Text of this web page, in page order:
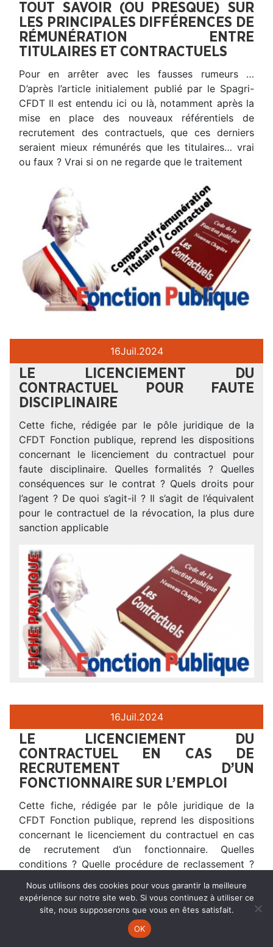
TOUT SAVOIR (OU PRESQUE) SUR
LES PRINCIPALES DIFFÉRENCES DE
RÉMUNÉRATION ENTRE
TITULAIRES ET CONTRACTUELS
Pour en arrêter avec les fausses rumeurs …
D’après l’article initialement publié par le Spagri-
CFDT Il est entendu ici ou là, notamment après la
mise en place des nouveaux référentiels de
recrutement des contractuels, que ces derniers
seraient mieux rémunérés que les titulaires… vrai
ou faux ? Vrai si on ne regarde que le traitement
16Juil.2024
LE LICENCIEMENT DU
CONTRACTUEL POUR FAUTE
DISCIPLINAIRE
Cette fiche, rédigée par le pôle juridique de la
CFDT Fonction publique, reprend les dispositions
concernant le licenciement du contractuel pour
faute disciplinaire. Quelles formalités ? Quelles
conséquences sur le contrat ? Quels droits pour
l’agent ? De quoi s’agit-il ? Il s’agit de l’équivalent
pour le contractuel de la révocation, la plus dure
sanction applicable
16Juil.2024
LE LICENCIEMENT DU
CONTRACTUEL EN CAS DE
RECRUTEMENT D’UN
FONCTIONNAIRE SUR L’EMPLOI
Cette fiche, rédigée par le pôle juridique de la
CFDT Fonction publique, reprend les dispositions
concernant le licenciement du contractuel en cas
de recrutement d’un fonctionnaire. Quelles
conditions ? Quelle procédure de reclassement ?
de l’un des 8 cas de licenciement des
contractuels : un
Nous utilisons des cookies pour vous garantir la meilleure
expérience sur notre site web. Si vous continuez à utiliser ce
site, nous supposerons que vous en êtes satisfait.
OK